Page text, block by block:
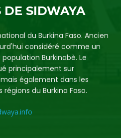
DE SIDWAYA
du Burkina Faso. Ancien
considéré comme un
Burkinabè. Le
principalement sur
également dans les
du Burkina Faso.